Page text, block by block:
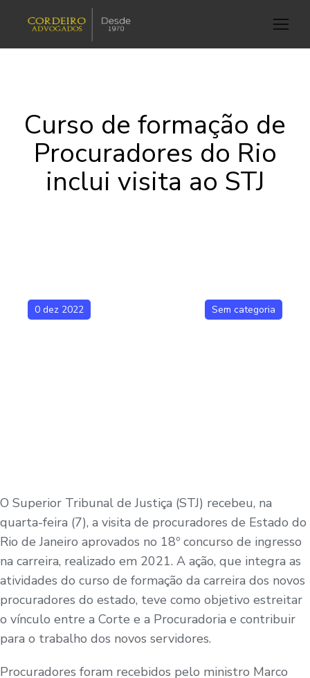
Curso de formação de
Procuradores do Rio
inclui visita ao STJ
0 dez 2022 Sem categoria
O Superior Tribunal de Justiça (STJ) recebeu, na
quarta-feira (7), a visita de procuradores de Estado do
Rio de Janeiro aprovados no 18º concurso de ingresso
na carreira, realizado em 2021. A ação, que integra as
atividades do curso de formação da carreira dos novos
procuradores do estado, teve como objetivo estreitar
o vínculo entre a Corte e a Procuradoria e contribuir
para o trabalho dos novos servidores.
Procuradores foram recebidos pelo ministro Marco